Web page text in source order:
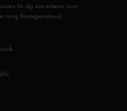
för dig som arbetar inom
övrig företagsmarknad.